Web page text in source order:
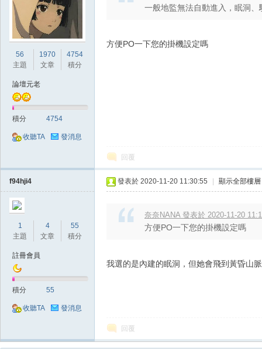
56
主題
1970
文章
4754
積分
論壇元老
積分 4754
收聽TA 發消息
一般地監無法自動進入，眠洞、
方便PO一下您的掛機設定嗎
回覆
f94hji4
1
主題
4
文章
55
積分
註冊會員
積分 55
收聽TA 發消息
發表於 2020-11-20 11:30:55 顯示全部樓層
奈奈NANA 發表於 2020-11-20
方便PO一下您的掛機設定嗎
我選的是內建的眠洞，但她會飛到黃昏山脈
回覆